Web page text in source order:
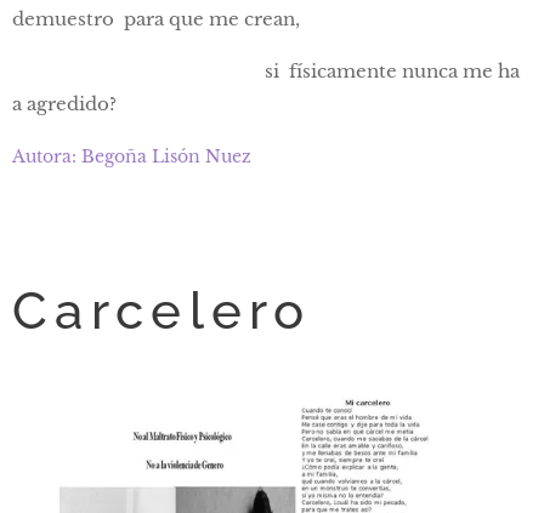
demuestro para que me crean,
si físicamente nunca me ha
a agredido?
Autora: Begoña Lisón Nuez
Carcelero